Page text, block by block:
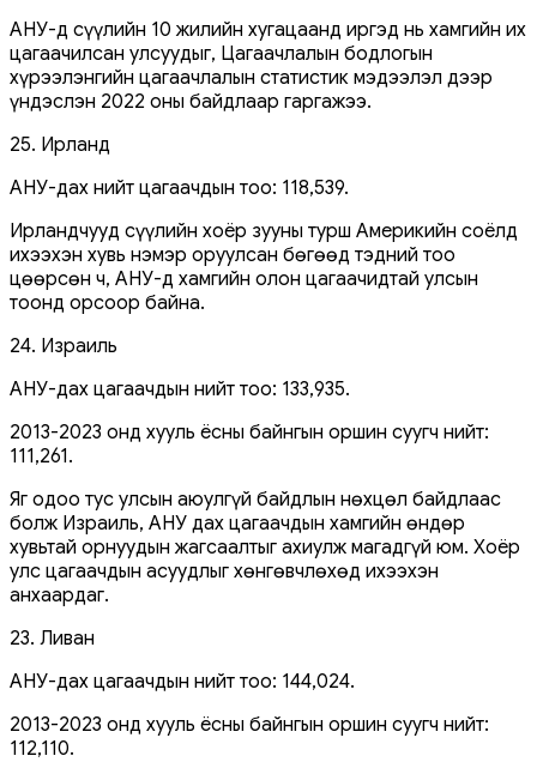
АНУ-д сүүлийн 10 жилийн хугацаанд иргэд нь хамгийн их
цагаачилсан улсуудыг, Цагаачлалын бодлогын
хүрээлэнгийн цагаачлалын статистик мэдээлэл дээр
үндэслэн 2022 оны байдлаар гаргажээ.
25. Ирланд
АНУ-дах нийт цагаачдын тоо: 118,539.
Ирландчууд сүүлийн хоёр зууны турш Америкийн соёлд
ихээхэн хувь нэмэр оруулсан бөгөөд тэдний тоо
цөөрсөн ч, АНУ-д хамгийн олон цагаачидтай улсын
тоонд орсоор байна.
24. Израиль
АНУ-дах цагаачдын нийт тоо: 133,935.
2013-2023 онд хууль ёсны байнгын оршин суугч нийт:
111,261.
Яг одоо тус улсын аюулгүй байдлын нөхцөл байдлаас
болж Израиль, АНУ дах цагаачдын хамгийн өндөр
хувьтай орнуудын жагсаалтыг ахиулж магадгүй юм. Хоёр
улс цагаачдын асуудлыг хөнгөвчлөхөд ихээхэн
анхаардаг.
23. Ливан
АНУ-дах цагаачдын нийт тоо: 144,024.
2013-2023 онд хууль ёсны байнгын оршин суугч нийт:
112,110.